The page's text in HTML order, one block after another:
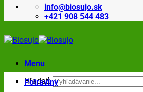
info@biosujo.sk
+421 908 544 483
Menu
Hľadať:
Potraviny